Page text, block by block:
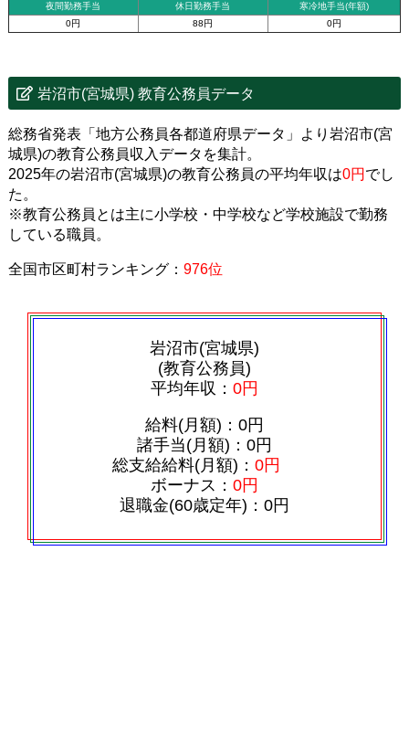
夜間勤務手当
休日勤務手当
寒冷地手当(年額)
0円
88円 0円
岩沼市(宮城県) 教育公務員データ
総務省発表「地方公務員各都道府県データ」より岩沼市(宮
城県)の教育公務員収入データを集計。
2025年の岩沼市(宮城県)の教育公務員の平均年収は0円 でし
た。
※教育公務員とは主に小学校・中学校など学校施設で勤務
している職員。
全国市区町村ランキング： 976位
岩沼市(宮城県)
(教育公務員)
平均年収： 0円
給料(月額)：0円
諸手当(月額)：0円
総支給給料(月額)： 0円
ボーナス： 0円
退職金(60歳定年)：0円